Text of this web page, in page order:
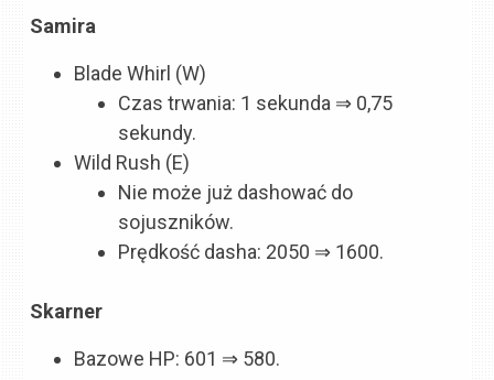
Samira
Blade Whirl (W)
Czas trwania: 1 sekunda ⇒ 0,75
sekundy.
Wild Rush (E)
Nie może już dashować do
sojuszników.
Prędkość dasha: 2050 ⇒ 1600.
Skarner
Bazowe HP: 601 ⇒ 580.